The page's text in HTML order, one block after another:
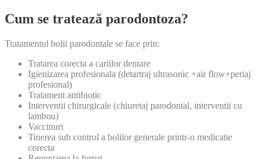
Cum se tratează parodontoza?
Tratamentul bolii parodontale se face prin:
Tratarea corecta a cariilor dentare
Igienizarea profesionala (detartraj ultrasonic +air flow+periaj
profesional)
Tratament antibiotic
Interventii chirurgicale (chiuretaj parodontal, interventii cu
lambou)
Vaccinuri
Tinerea sub control a bolilor generale printr-o medicatie
corecta